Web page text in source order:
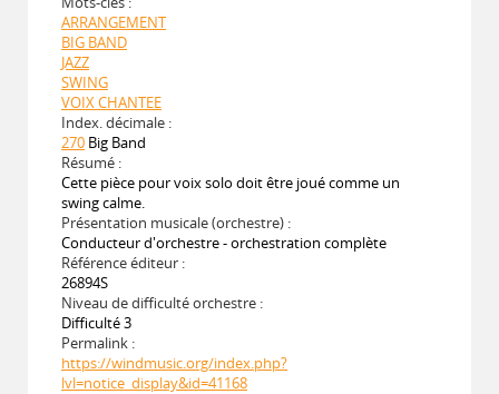
ARRANGEMENT
BIG BAND
JAZZ
SWING
VOIX CHANTEE
Index. décimale :
270 Big Band
Résumé :
Cette pièce pour voix solo doit être joué comme un
swing calme.
Présentation musicale (orchestre) :
Conducteur d'orchestre - orchestration complète
Référence éditeur :
26894S
Niveau de difficulté orchestre :
Difficulté 3
Permalink :
https://windmusic.org/index.php?
lvl=notice_display&id=41168